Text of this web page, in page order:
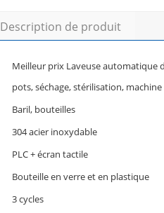
Description de produit
Meilleur prix Laveuse automatique
pots, séchage, stérilisation, machine
Baril, bouteilles
304 acier inoxydable
PLC + écran tactile
Bouteille en verre et en plastique
3 cycles